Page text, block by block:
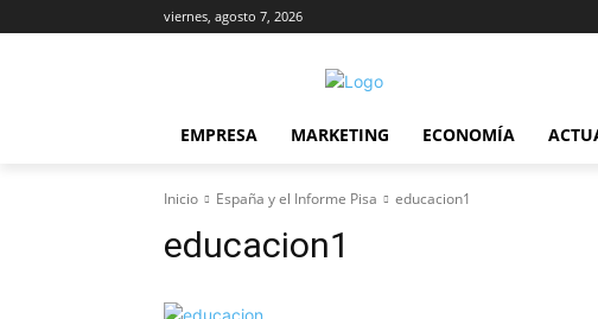
viernes, agosto 7, 2026
EMPRESA MARKETING ECONOMÍA
Inicio España y el Informe Pisa educacion1
educacion1